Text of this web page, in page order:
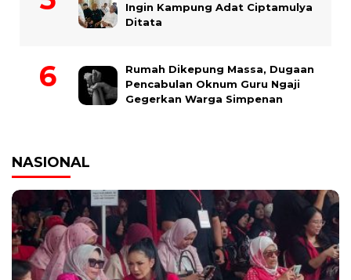
Ingin Kampung Adat Ciptamulya
Ditata
Rumah Dikepung Massa, Dugaan
Pencabulan Oknum Guru Ngaji
Gegerkan Warga Simpenan
NASIONAL